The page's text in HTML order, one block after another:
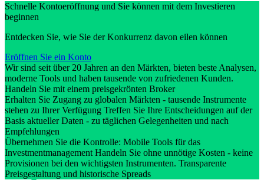
Schnelle Kontoeröffnung und Sie können mit dem Investieren
beginnen
Entdecken Sie, wie Sie der Konkurrenz davon eilen können
Eröffnen Sie ein Konto
Wir sind seit über 20 Jahren an den Märkten, bieten beste Analysen,
moderne Tools und haben tausende von zufriedenen Kunden.
Handeln Sie mit einem preisgekrönten Broker
Erhalten Sie Zugang zu globalen Märkten - tausende Instrumente
stehen zu Ihrer Verfügung Treffen Sie Ihre Entscheidungen auf der
Basis aktueller Daten - zu täglichen Gelegenheiten und nach
Empfehlungen
Übernehmen Sie die Kontrolle: Mobile Tools für das
Investmentmanagement Handeln Sie ohne unnötige Kosten - keine
Provisionen bei den wichtigsten Instrumenten. Transparente
Preisgestaltung und historische Spreads